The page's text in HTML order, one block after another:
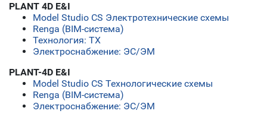
PLANT 4D E&I
Model Studio CS Электротехнические схемы
Renga (BIM-система)
Технология: ТХ
Электроснабжение: ЭС/ЭМ
PLANT-4D E&I
Model Studio CS Технологические схемы
Renga (BIM-система)
Электроснабжение: ЭС/ЭМ